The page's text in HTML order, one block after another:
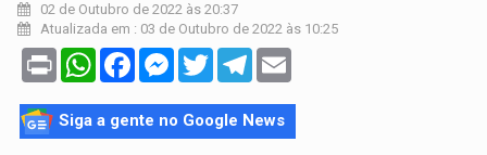
02 de Outubro de 2022 às 20:37
Atualizada em : 03 de Outubro de 2022 às 10:25
Print WhatsAppFacebookMessenger
TwitterTelegram
Siga a gente no Google News